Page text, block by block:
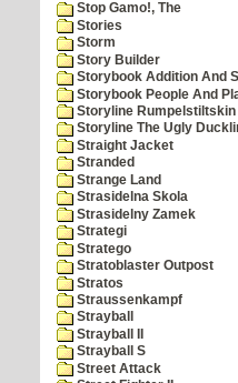
Stop Gamo!, The
Stories
Storm
Story Builder
Storybook Addition And
Storybook People And
Storyline Rumpelstiltskin
Storyline The Ugly
Straight Jacket
Stranded
Strange Land
Strasidelna Skola
Strasidelny Zamek
Strategi
Stratego
Stratoblaster Outpost
Stratos
Straussenkampf
Strayball
Strayball II
Strayball S
Street Attack